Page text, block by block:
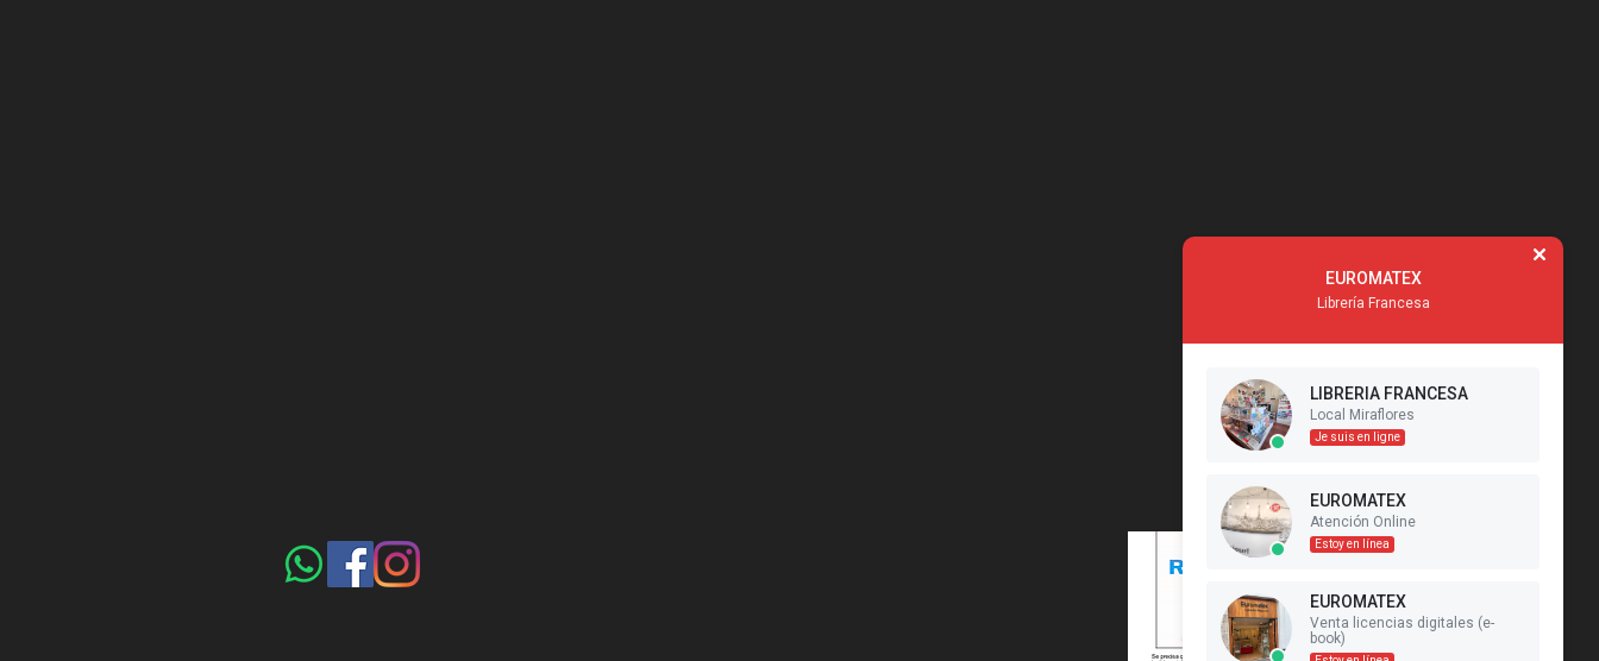
EUROMATEX
Librería Francesa
LIBRERIA FRANCESA
Local Miraflores
Je suis en ligne
EUROMATEX
Atención Online
Estoy en línea
EUROMATEX
Venta licencias digitales (e-
book)